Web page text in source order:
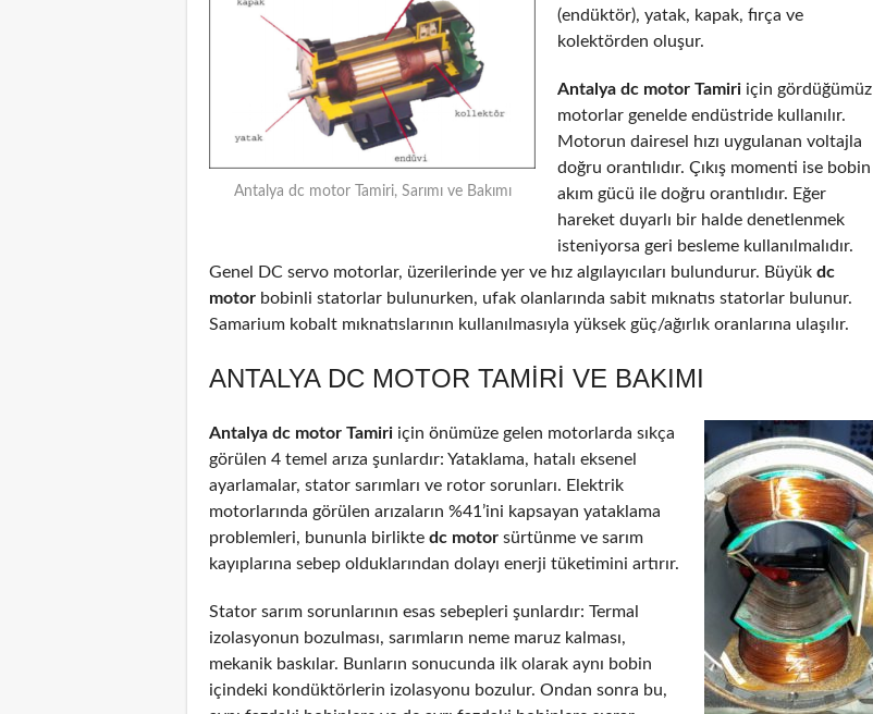
Antalya dc motor Tamiri, Sarımı ve Bakımı
(endüktör), yatak, kapak, fırça ve
kolektörden oluşur.
Antalya dc motor Tamiri için gördüğümüz
motorlar genelde endüstride kullanılır.
Motorun dairesel hızı uygulanan voltajla
doğru orantılıdır. Çıkış momenti ise bobin
akım gücü ile doğru orantılıdır. Eğer
hareket duyarlı bir halde denetlenmek
isteniyorsa geri besleme kullanılmalıdır.
Genel DC servo motorlar, üzerilerinde yer ve hız algılayıcıları bulundurur. Büyük dc
motor bobinli statorlar bulunurken, ufak olanlarında sabit mıknatıs statorlar bulunur.
Samarium kobalt mıknatıslarının kullanılmasıyla yüksek güç/ağırlık oranlarına ulaşılır.
ANTALYA DC MOTOR TAMIRI VE BAKIMI
Antalya dc motor Tamiri için önümüze gelen motorlarda sıkça
görülen 4 temel arıza şunlardır: Yataklama, hatalı eksenel
ayarlamalar, stator sarımları ve rotor sorunları. Elektrik
motorlarında görülen arızaların %41’ini kapsayan yataklama
problemleri, bununla birlikte dc motor sürtünme ve sarım
kayıplarına sebep olduklarından dolayı enerji tüketimini artırır.
Stator sarım sorunlarının esas sebepleri şunlardır: Termal
izolasyonun bozulması, sarımların neme maruz kalması,
mekanik baskılar. Bunların sonucunda ilk olarak aynı bobin
içindeki kondüktörlerin izolasyonu bozulur. Ondan sonra bu,